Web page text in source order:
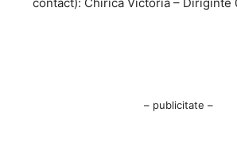
– publicitate –